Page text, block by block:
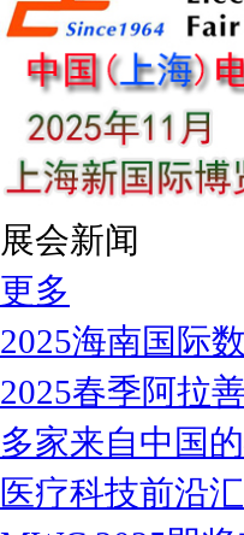
展会新闻
更多
2025海南国际
2025春季阿拉
多家来自中国
医疗科技前沿